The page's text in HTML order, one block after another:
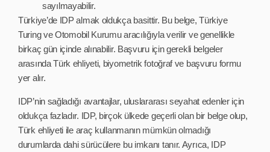
sayılmayabilir.
Türkiye’de IDP almak oldukça basittir. Bu belge, Türkiye
Turing ve Otomobil Kurumu aracılığıyla verilir ve genellikle
birkaç gün içinde alınabilir. Başvuru için gerekli belgeler
arasında Türk ehliyeti, biyometrik fotoğraf ve başvuru formu
yer alır.
IDP’nin sağladığı avantajlar, uluslararası seyahat edenler için
oldukça fazladır. IDP, birçok ülkede geçerli olan bir belge olup,
Türk ehliyeti ile araç kullanmanın mümkün olmadığı
durumlarda dahi sürücülere bu imkanı tanır. Ayrıca, IDP